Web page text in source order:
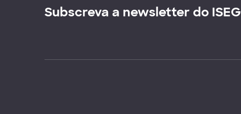
Subscreva a newsletter do ISEG